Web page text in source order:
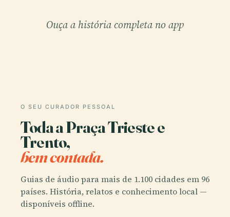
Ouça a história completa no app
O SEU CURADOR PESSOAL
Toda a Praça Trieste e
Trento,
bem contada.
Guias de áudio para mais de 1.100 cidades em 96
países. História, relatos e conhecimento local —
disponíveis offline.